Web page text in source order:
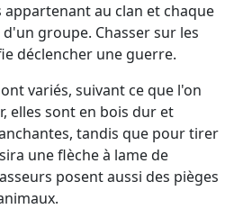
au clan et chaque
groupe. Chasser sur les
déclencher une guerre.
variés, suivant ce que l'on
elles sont en bois dur et
tandis que pour tirer
une flèche à lame de
posent aussi des pièges